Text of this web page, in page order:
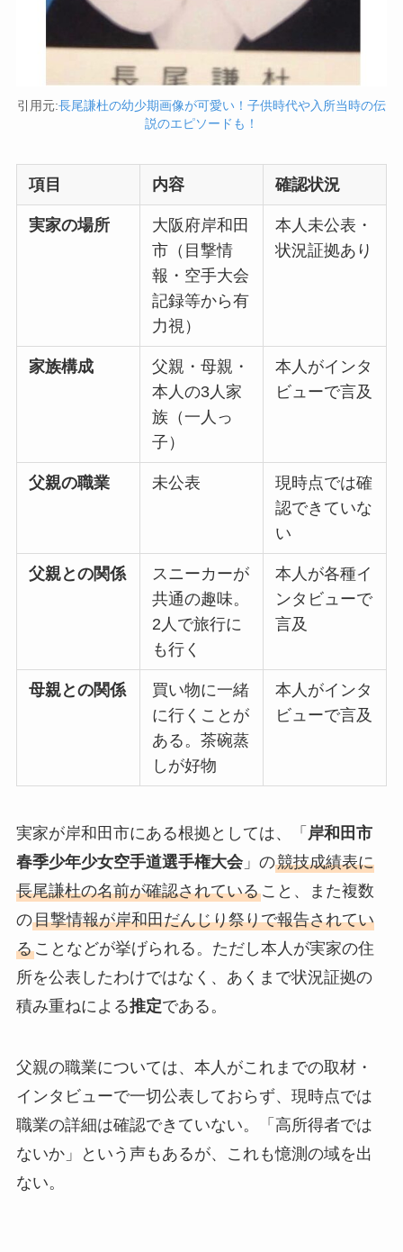
引用元:長尾謙杜の幼少期画像が可愛い！子供時代や入所当時の伝
説のエピソードも！
項目 内容 確認状況
実家の場所
大阪府岸和田
市（目撃情
報・空手大会
記録等から有
力視）
本人未公表・
状況証拠あり
家族構成
父親・母親・
本人の3人家
族（一人っ
子）
本人がインタ
ビューで言及
父親の職業 未公表
現時点では確
認できていな
い
父親との関係
スニーカーが
共通の趣味。
2人で旅行に
も行く
本人が各種イ
ンタビューで
言及
母親との関係
買い物に一緒
に行くことが
ある。茶碗蒸
しが好物
本人がインタ
ビューで言及
実家が岸和田市にある根拠としては、「 岸和田市
春季少年少女空手道選手権大会」の競技成績表に
長尾謙杜の名前が確認されていること、また複数
の目撃情報が岸和田だんじり祭りで報告されてい
ることなどが挙げられる。ただし本人が実家の住
所を公表したわけではなく、あくまで状況証拠の
積み重ねによる推定である。
父親の職業については、本人がこれまでの取材・
インタビューで一切公表しておらず、現時点では
職業の詳細は確認できていない。「高所得者では
ないか」という声もあるが、これも憶測の域を出
ない。